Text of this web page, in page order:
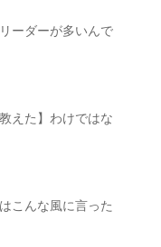
ーダーが多いんで
えた】わけではな
こんな風に言った